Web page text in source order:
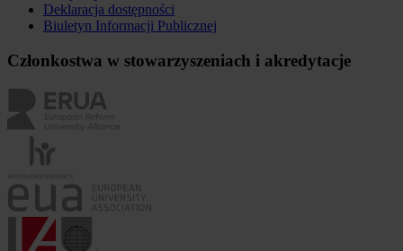
Deklaracja dostępności
Biuletyn Informacji Publicznej
Członkostwa w stowarzyszeniach i akredytacje